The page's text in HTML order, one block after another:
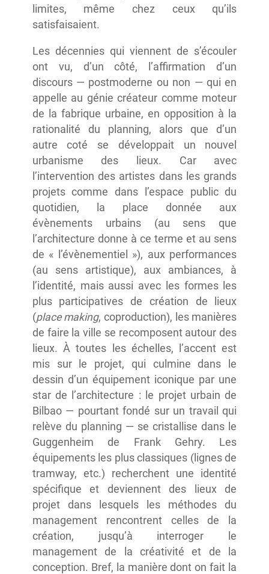
limites, même chez ceux qu’ils
satisfaisaient.
Les décennies qui viennent de s’écouler
ont vu, d’un côté, l’affirmation d’un
discours — postmoderne ou non — qui en
appelle au génie créateur comme moteur
de la fabrique urbaine, en opposition à la
rationalité du planning, alors que d’un
autre coté se développait un nouvel
urbanisme des lieux. Car avec
l’intervention des artistes dans les grands
projets comme dans l’espace public du
quotidien, la place donnée aux
évènements urbains (au sens que
l’architecture donne à ce terme et au sens
de « l’évènementiel »), aux performances
(au sens artistique), aux ambiances, à
l’identité, mais aussi avec les formes les
plus participatives de création de lieux
(place making, coproduction), les manières
de faire la ville se recomposent autour des
lieux. À toutes les échelles, l’accent est
mis sur le projet, qui culmine dans le
dessin d’un équipement iconique par une
star de l’architecture : le projet urbain de
Bilbao — pourtant fondé sur un travail qui
relève du planning — se cristallise dans le
Guggenheim de Frank Gehry. Les
équipements les plus classiques (lignes de
tramway, etc.) recherchent une identité
spécifique et deviennent des lieux de
projet dans lesquels les méthodes du
management rencontrent celles de la
création, jusqu’à interroger le
management de la créativité et de la
conception. Bref, la manière dont on fait la